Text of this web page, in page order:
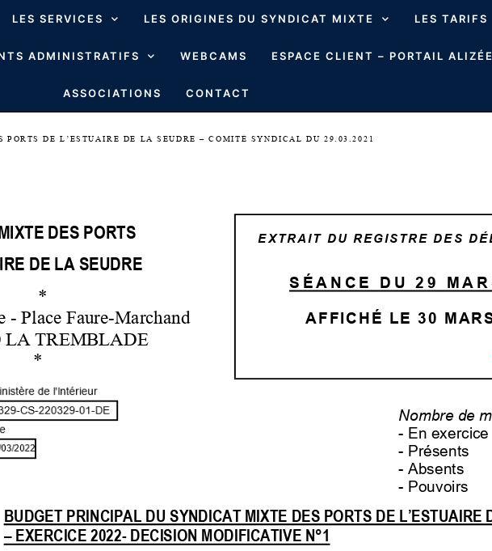
LES SERVICES LES ORIGINES DU SYNDICAT MIXTE LES TARIFS
ADMINISTRATIFS WEBCAMS ESPACE CLIENT – PORTAIL ALIZÉE
ASSOCIATIONS CONTACT